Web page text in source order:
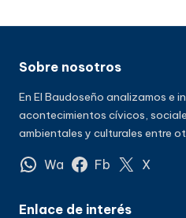
Sobre nosotros
En El Baudoseño analizamos e
acontecimientos cívicos,
ambientales y culturales entre
Wa Fb X
Enlace de interés